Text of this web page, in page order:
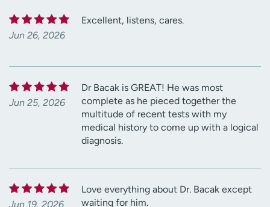
Jun 26, 2026
Excellent, listens, cares.
Jun 25, 2026
Dr Bacak is GREAT! He was most
complete as he pieced together the
multitude of recent tests with my
medical history to come up with a logical
diagnosis.
Jun 19, 2026
Love everything about Dr. Bacak except
waiting for him.